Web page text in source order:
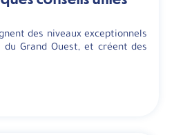
des niveaux exceptionnels
Grand Ouest, et créent des